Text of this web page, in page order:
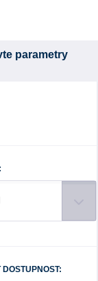
parametry